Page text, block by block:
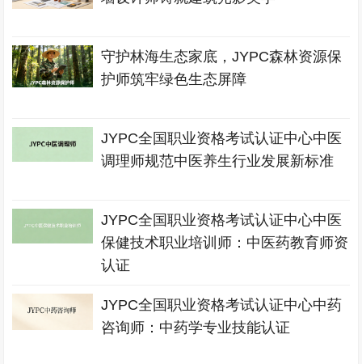
守护林海生态家底，JYPC森林资源保
护师筑牢绿色生态屏障
JYPC全国职业资格考试认证中心中医
调理师规范中医养生行业发展新标准
JYPC全国职业资格考试认证中心中医
保健技术职业培训师：中医药教育师资
认证
JYPC全国职业资格考试认证中心中药
咨询师：中药学专业技能认证